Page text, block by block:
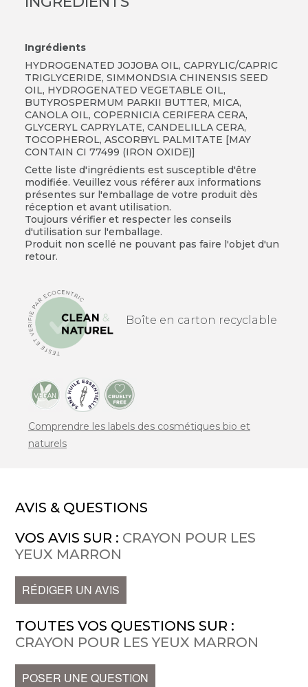
Ingrédients
HYDROGENATED JOJOBA OIL, CAPRYLIC/CAPRIC
TRIGLYCERIDE, SIMMONDSIA CHINENSIS SEED
OIL, HYDROGENATED VEGETABLE OIL,
BUTYROSPERMUM PARKII BUTTER, MICA,
CANOLA OIL, COPERNICIA CERIFERA CERA,
GLYCERYL CAPRYLATE, CANDELILLA CERA,
TOCOPHEROL, ASCORBYL PALMITATE [MAY
CONTAIN CI 77499 (IRON OXIDE)]
Cette liste d'ingrédients est susceptible d'être
modifiée. Veuillez vous référer aux informations
présentes sur l'emballage de votre produit dès
réception et avant utilisation.
Toujours vérifier et respecter les conseils
d'utilisation sur l'emballage.
Produit non scellé ne pouvant pas faire l'objet d'un
retour.
Boîte en carton recyclable
Comprendre les labels des cosmétiques bio et
naturels
AVIS & QUESTIONS
VOS AVIS SUR : CRAYON POUR LES
YEUX MARRON
RÉDIGER UN AVIS
TOUTES VOS QUESTIONS SUR :
CRAYON POUR LES YEUX MARRON
POSER UNE QUESTION